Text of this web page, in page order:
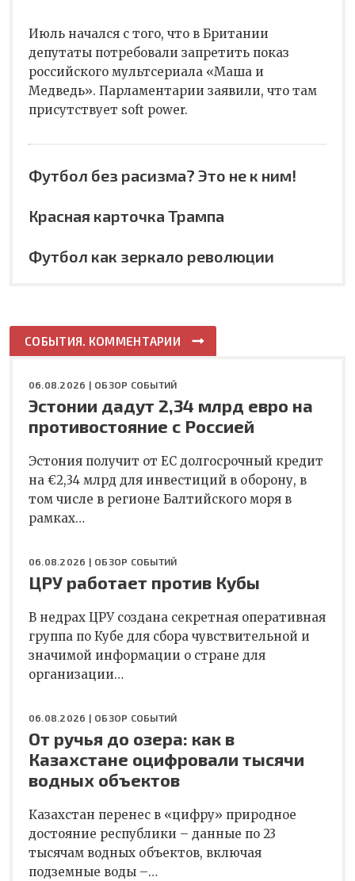
Июль начался с того, что в Британии
депутаты потребовали запретить показ
российского мультсериала «Маша и
Медведь». Парламентарии заявили, что там
присутствует soft power.
Футбол без расизма? Это не к ним!
Красная карточка Трампа
Футбол как зеркало революции
СОБЫТИЯ. КОММЕНТАРИИ
06.08.2026 | ОБЗОР СОБЫТИЙ
Эстонии дадут 2,34 млрд евро на
противостояние с Россией
Эстония получит от ЕС долгосрочный кредит
на €2,34 млрд для инвестиций в оборону, в
том числе в регионе Балтийского моря в
рамках…
06.08.2026 | ОБЗОР СОБЫТИЙ
ЦРУ работает против Кубы
В недрах ЦРУ создана секретная оперативная
группа по Кубе для сбора чувствительной и
значимой информации о стране для
организации…
06.08.2026 | ОБЗОР СОБЫТИЙ
От ручья до озера: как в
Казахстане оцифровали тысячи
водных объектов
Казахстан перенес в «цифру» природное
достояние республики – данные по 23
тысячам водных объектов, включая
подземные воды –…